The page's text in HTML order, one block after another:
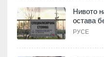
Нивото
остава
РУСЕ